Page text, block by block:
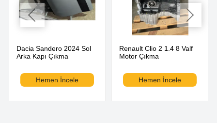
Dacia Sandero 2024 Sol
Arka Kapı Çıkma
Hemen İncele
Renault Clio 2 1.4 8 Valf
Motor Çıkma
Hemen İncele